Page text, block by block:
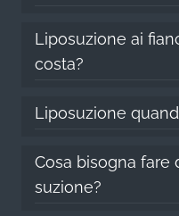
Liposuzione ai
costa?
Liposuzione
Cosa bisogna fare
suzione?